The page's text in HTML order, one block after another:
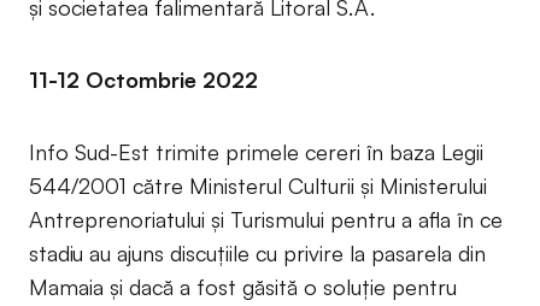
și societatea falimentară Litoral S.A.
11-12 Octombrie 2022
Info Sud-Est trimite primele cereri în baza Legii
544/2001 către Ministerul Culturii și Ministerului
Antreprenoriatului și Turismului pentru a afla în ce
stadiu au ajuns discuțiile cu privire la pasarela din
Mamaia și dacă a fost găsită o soluție pentru